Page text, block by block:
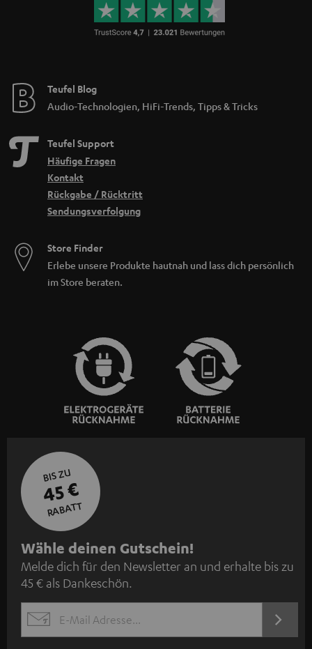
Teufel Blog
Audio-Technologien, HiFi-Trends, Tipps & Tricks
Teufel Support
Häufige Fragen
Kontakt
Rückgabe / Rücktritt
Sendungsverfolgung
Store Finder
Erlebe unsere Produkte hautnah und lass dich persönlich
im Store beraten.
BIS ZU
45 €
RABATT
N
e
w
s
l
Wähle deinen Gutschein!
Melde dich für den Newsletter an und erhalte bis zu
45 € als Dankeschön.
EMAIL
JETZT